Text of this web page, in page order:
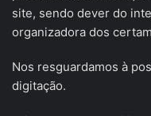
site, sendo dever do
organizadora dos
Nos resguardamos à
digitação.